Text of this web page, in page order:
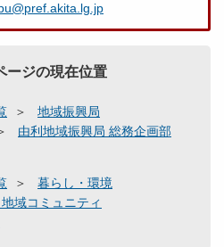
ージの現在位置
地域振興局
由利地域振興局 総務企画部
暮らし・環境
域コミュニティ